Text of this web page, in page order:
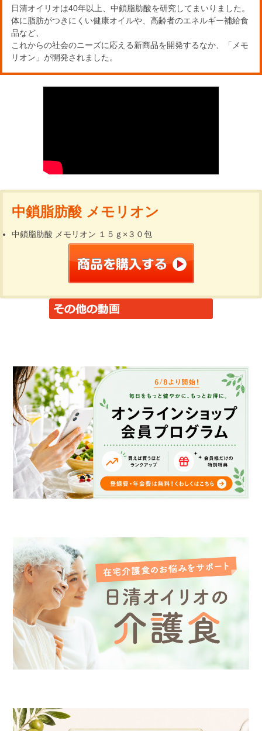
日清オイリオは40年以上、中鎖脂肪酸を研究してまいりました。
体に脂肪がつきにくい健康オイルや、高齢者のエネルギー補給食
品など、
これからの社会のニーズに応える新商品を開発するなか、「メモ
リオン」が開発されました。
中鎖脂肪酸 メモリオン
中鎖脂肪酸 メモリオン １５ｇ×３０包